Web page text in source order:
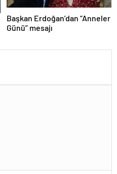
Başkan Erdoğan’dan “Anneler
Günü” mesajı